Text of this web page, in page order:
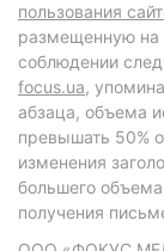
пользования
размещенную на
соблюдении
focus.ua,
абзаца, объема
превышать 50%
изменения
большего
получения